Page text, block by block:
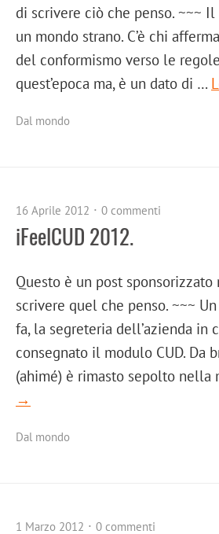
di scrivere ciò che penso. ~~~
un mondo strano. C’è chi
del conformismo verso le
quest’epoca ma, è un dato di …
Dal mondo
16 Aprile 2012 0 commenti
iFeelCUD 2012.
Questo è un post
scrivere quel che penso. ~~~
fa, la segreteria dell’azienda in
consegnato il modulo CUD. Da
(ahimé) è rimasto sepolto nella
→
Dal mondo
1 Marzo 2012 0 commenti